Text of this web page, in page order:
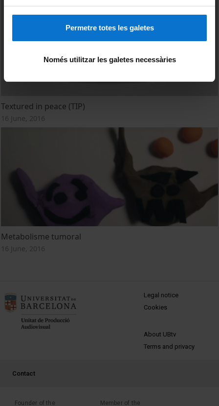
Permetre totes les galetes
Només utilitzar les galetes necessàries
Textured in peace (TIP)
16 June, 2016
Metabolisme tumoral
16 June, 2016
MENÚ PEU 1
Legal notice
Cookies
PEU 2
About UBtv
Terms and privacy
PEU 3
Contact
Founder of the Member of the